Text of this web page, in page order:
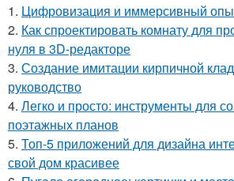
1. Цифровизация и иммерсивный
2. Как спроектировать комнату для
нуля в 3D-редакторе
3. Создание имитации кирпичной
руководство
4. Легко и просто: инструменты для
поэтажных планов
5. Топ-5 приложений для дизайна
свой дом красивее